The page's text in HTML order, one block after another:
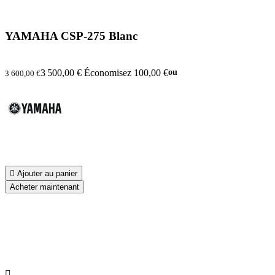
YAMAHA CSP-275 Blanc
3 600,00 €3 500,00 € Économisez 100,00 €ou
 Ajouter au panier
Acheter maintenant